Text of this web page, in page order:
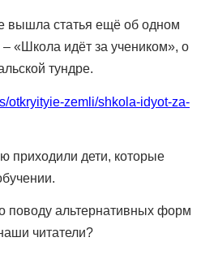
вышла статья ещё об одном
– «Школа идёт за учеником», о
тундре.
otkryityie-zemli/shkola-idyot-za-
приходили дети, которые
поводу альтернативных форм
читатели?